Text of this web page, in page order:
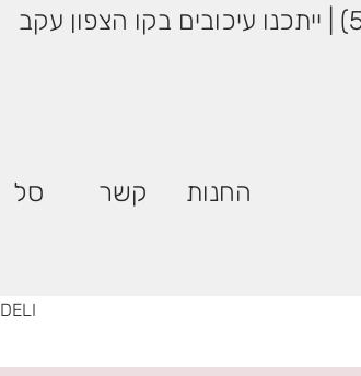
שליח עד הבית עד 5 ימי עסקים! | רק 29.90 ₪ (אילת: 59.90₪) | ייתכנו עיכובים בקו הצפון עקב
סל קשר החנות
סיכות 23/13 DELI